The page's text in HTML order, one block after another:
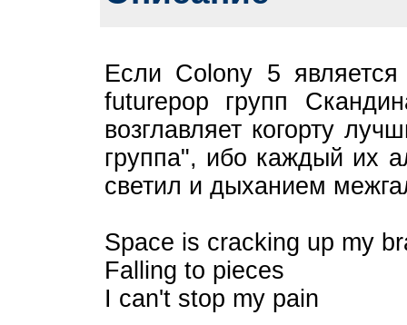
Если Colony 5
futurepop групп
возглавляет когорту
группа", ибо каждый их
светил и дыханием
Space is cracking up my
Falling to pieces
I can't stop my pain